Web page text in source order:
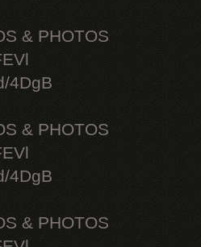
& PHOTOS
4DgB
& PHOTOS
4DgB
& PHOTOS